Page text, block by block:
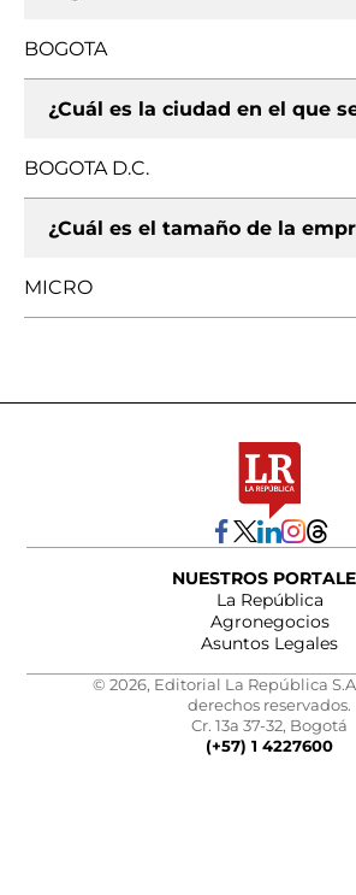
BOGOTA
¿Cuál es la ciudad en el que
BOGOTA D.C.
¿Cuál es el tamaño de la
MICRO
NUESTROS
La República
Agronegocios
Asuntos Legales
© 2026, Editorial La República
derechos reservados.
Cr. 13a 37-32, Bogotá
(+57) 1 4227600